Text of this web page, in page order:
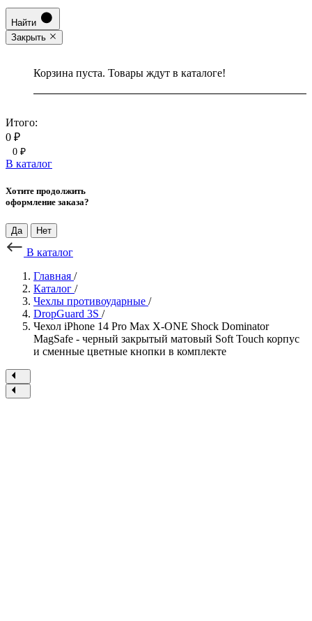
Найти
Закрыть
Корзина пуста. Товары ждут в каталоге!
Итого:
0 ₽
0 ₽
В каталог
Хотите продолжить
оформление заказа?
Да Нет
В каталог
Главная /
Каталог /
Чехлы противоударные /
DropGuard 3S /
Чехол iPhone 14 Pro Max X-ONE Shock Dominator
MagSafe - черный закрытый матовый Soft Touch корпус
и сменные цветные кнопки в комплекте